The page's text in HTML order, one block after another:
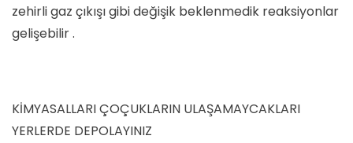
zehirli gaz çıkışı gibi değişik beklenmedik reaksiyonlar
gelişebilir .
KİMYASALLARI ÇOÇUKLARIN ULAŞAMAYCAKLARI
YERLERDE DEPOLAYINIZ